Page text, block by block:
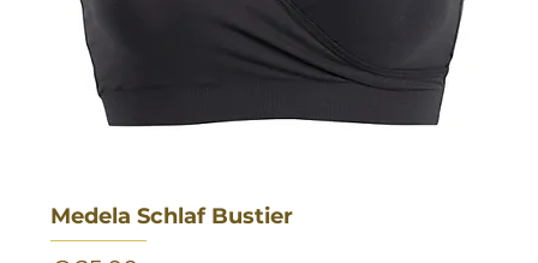
Medela Schlaf Bustier